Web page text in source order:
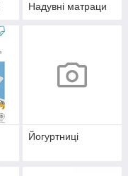
Надувні матраци
Йогуртниці